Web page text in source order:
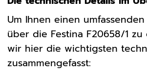
Um Ihnen einen
über die Festina F20658/1
wir hier die wichtigsten
zusammengefasst: